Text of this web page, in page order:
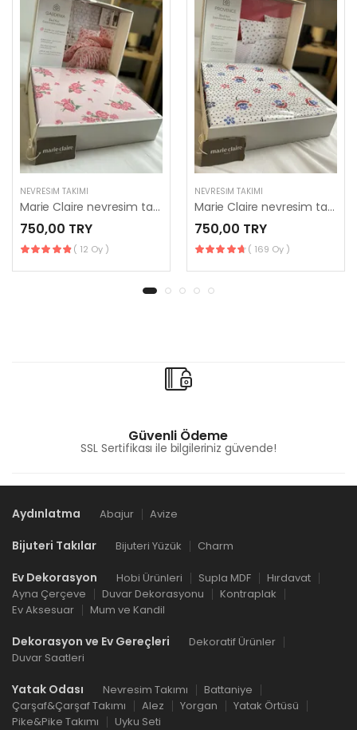
NEVRESIM TAKIMI
Marie Claire nevresim takımı
750,00 TRY
( 12 Oy )
NEVRESIM TAKIMI
Marie Claire nevresim takımı
750,00 TRY
( 169 Oy )
Güvenli Ödeme
SSL Sertifikası ile bilgileriniz güvende!
Aydınlatma Abajur Avize
Bijuteri Takılar Bijuteri Yüzük Charm
Ev Dekorasyon Hobi Ürünleri Supla MDF
Hırdavat
Ayna Çerçeve
Duvar Dekorasyonu
Kontraplak
Ev Aksesuar
Mum ve Kandil
Dekorasyon ve Ev Gereçleri
Dekoratif Ürünler
Duvar Saatleri
Yatak Odası Nevresim Takımı
Battaniye
Çarşaf&Çarşaf Takımı
Alez Yorgan
Yatak Örtüsü
Pike&Pike Takımı
Uyku Seti